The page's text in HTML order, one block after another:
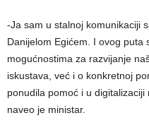
-Јa sam u stalnoj komunikaciji
Danijelom Egićem. I ovog puta
mogućnostima za razvijanje
iskustava, već i o konkretnoj
ponudila pomoć i u
naveo je ministar.